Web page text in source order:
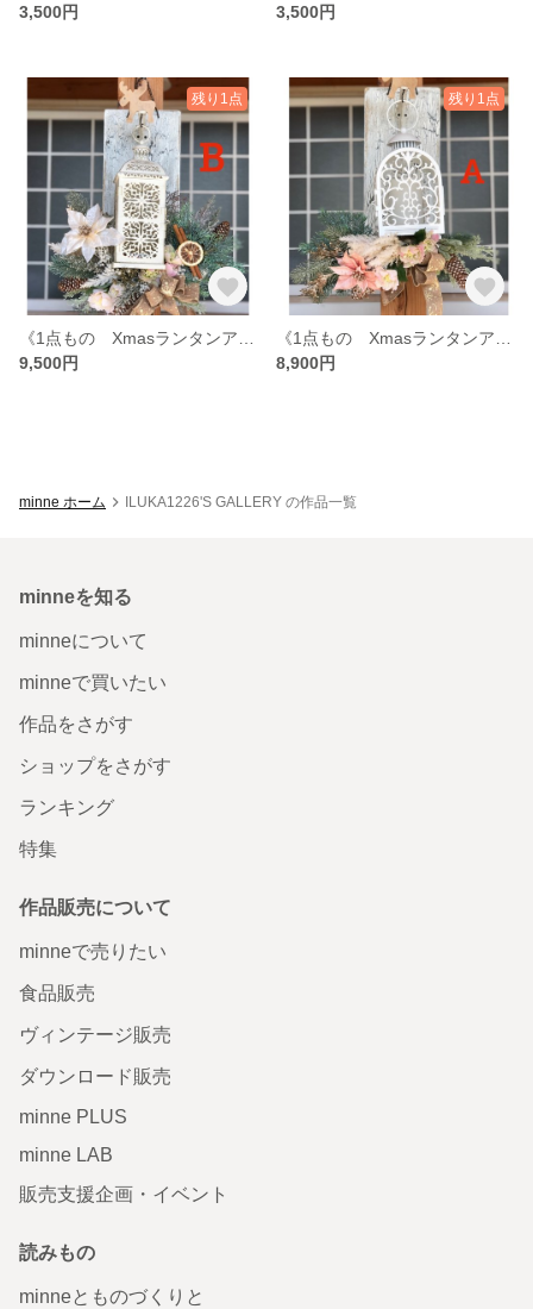
3,500円
3,500円
残り1点
9,500円
残り1点
8,900円
minne ホーム ILUKA1226'S GALLERY の作品一覧
minneを知る
minneについて
minneで買いたい
作品をさがす
ショップをさがす
ランキング
特集
作品販売について
minneで売りたい
食品販売
ヴィンテージ販売
ダウンロード販売
minne PLUS
minne LAB
販売支援企画・イベント
読みもの
minneとものづくりと